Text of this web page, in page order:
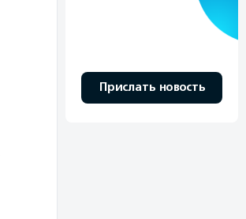
Прислать новость